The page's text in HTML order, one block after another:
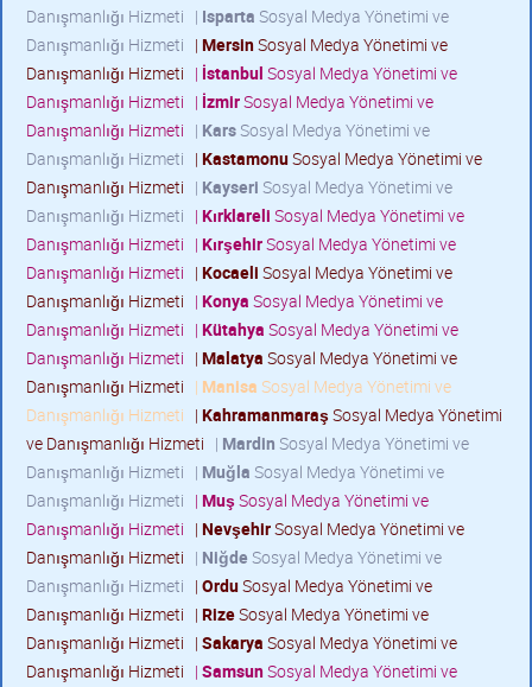
Danışmanlığı Hizmeti | Isparta Sosyal Medya Yönetimi ve
Danışmanlığı Hizmeti | MersinSosyal Medya Yönetimi ve
Danışmanlığı Hizmeti | İstanbul Sosyal Medya Yönetimi ve
Danışmanlığı Hizmeti | İzmirSosyal Medya Yönetimi ve
Danışmanlığı Hizmeti | KarsSosyal Medya Yönetimi ve
Danışmanlığı Hizmeti | KastamonuSosyal Medya Yönetimi ve
Danışmanlığı Hizmeti | Kayseri Sosyal Medya Yönetimi ve
Danışmanlığı Hizmeti | Kırklareli Sosyal Medya Yönetimi ve
Danışmanlığı Hizmeti | KırşehirSosyal Medya Yönetimi ve
Danışmanlığı Hizmeti | Kocaeli Sosyal Medya Yönetimi ve
Danışmanlığı Hizmeti | Konya Sosyal Medya Yönetimi ve
Danışmanlığı Hizmeti | Kütahya Sosyal Medya Yönetimi ve
Danışmanlığı Hizmeti | Malatya Sosyal Medya Yönetimi ve
Danışmanlığı Hizmeti | Manisa Sosyal Medya Yönetimi ve
Danışmanlığı Hizmeti | KahramanmaraşSosyal Medya Yönetimi
ve Danışmanlığı Hizmeti | Mardin Sosyal Medya Yönetimi ve
Danışmanlığı Hizmeti | Muğla Sosyal Medya Yönetimi ve
Danışmanlığı Hizmeti | MuşSosyal Medya Yönetimi ve
Danışmanlığı Hizmeti | NevşehirSosyal Medya Yönetimi ve
Danışmanlığı Hizmeti | Niğde Sosyal Medya Yönetimi ve
Danışmanlığı Hizmeti | OrduSosyal Medya Yönetimi ve
Danışmanlığı Hizmeti | RizeSosyal Medya Yönetimi ve
Danışmanlığı Hizmeti | Sakarya Sosyal Medya Yönetimi ve
Danışmanlığı Hizmeti | SamsunSosyal Medya Yönetimi ve